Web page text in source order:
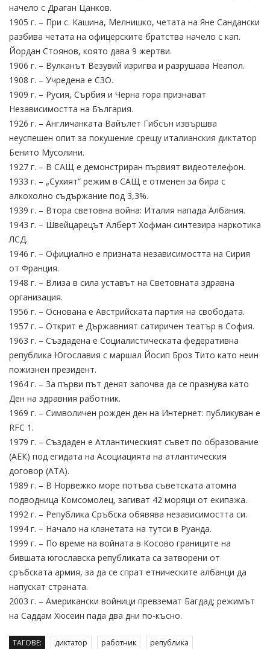
начело с Драган Цанков.
1905 г. – При с. Кашина, Мелнишко, четата на Яне Сандански
разбива четата на офицерските братства начело с кап.
Йордан Стоянов, която дава 9 жертви.
1906 г. – Вулканът Везувий изригва и разрушава Неапол.
1908 г. – Учредена е СЗО.
1909 г. – Русия, Сърбия и Черна гора признават
Независимостта на България.
1926 г. – Англичанката Вайълет Гибсън извършва
неуспешен опит за покушение срещу италианския диктатор
Бенито Мусолини.
1927 г. – В САЩ е демонстриран първият видеотелефон.
1933 г. – „Сухият“ режим в САЩ е отменен за бира с
алкохолно съдържание под 3,3%.
1939 г. – Втора световна война: Италия напада Албания.
1943 г. – Швейцарецът Алберт Хофман синтезира наркотика
ЛСД.
1946 г. – Официално е призната независимостта на Сирия
от Франция.
1948 г. – Влиза в сила уставът на Световната здравна
организация.
1956 г. – Основана е Австрийската партия на свободата.
1957 г. – Открит е Държавният сатиричен театър в София.
1963 г. – Създадена е Социалистическата федеративна
република Югославия с маршал Йосип Броз Тито като неин
пожизнен президент.
1964 г. – За първи път денят започва да се празнува като
Ден на здравния работник.
1969 г. – Символичен рожден ден на Интернет: публикуван е
RFC 1.
1979 г. – Създаден е Атлантическият съвет по образование
(АЕК) под егидата на Асоциацията на атлантическия
договор (АТА).
1989 г. – В Норвежко море потъва съветската атомна
подводница Комсомолец, загиват 42 моряци от екипажа.
1992 г. – Република Сръбска обявява независимостта си.
1994 г. – Начало на кланетата на тутси в Руанда.
1999 г. – По време на войната в Косово границите на
бившата югославска републиката са затворени от
сръбската армия, за да се спрат етническите албанци да
напускат страната.
2003 г. – Американски войници превземат Багдад; режимът
на Саддам Хюсеин пада два дни по-късно.
ТАГОВЕ: диктатор работник република